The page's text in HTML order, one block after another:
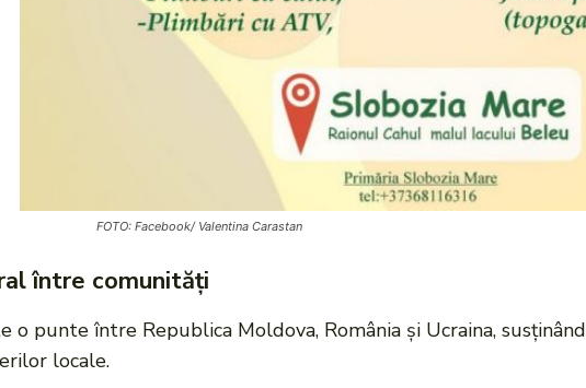
FOTO: Facebook/ Valentina Carastan
între comunități
o punte între Republica Moldova, România și Ucraina, susținând
locale.